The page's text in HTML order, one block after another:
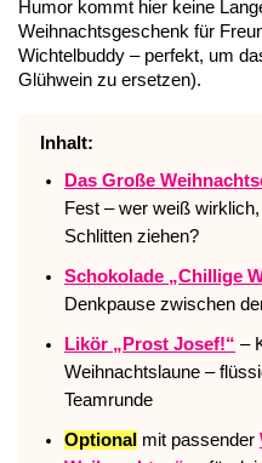
Humor kommt hier keine
Weihnachtsgeschenk für
Wichtelbuddy – perfekt, um
Glühwein zu ersetzen).
Inhalt:
Das Große
Fest – wer weiß
Schlitten ziehen?
Schokolade „Chillige
Denkpause zwischen
Likör „Prost Josef!“ –
Weihnachtslaune –
Teamrunde
Optional mit passender